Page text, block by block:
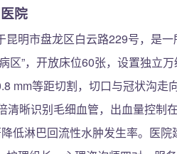
院
昆明市盘龙区白云路229号，是
区”，开放床位60张，设置独立
mm等距切割，切口与冠状沟
清晰识别毛细血管，出血量控制
低淋巴回流性水肿发生率。医